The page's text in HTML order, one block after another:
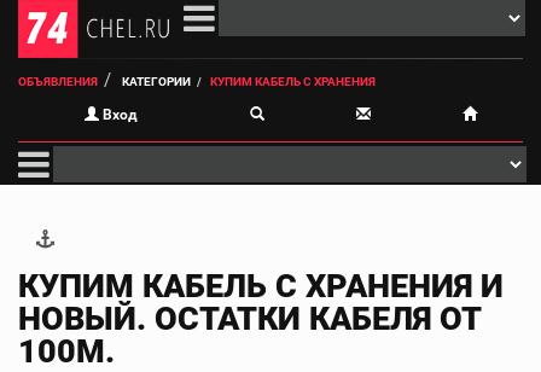
ОБЪЯВЛЕНИЯ КАТЕГОРИИ КУПИМ КАБЕЛЬ С ХРАНЕНИЯ
Вход
КУПИМ КАБЕЛЬ С ХРАНЕНИЯ И
НОВЫЙ. ОСТАТКИ КАБЕЛЯ ОТ
100М.